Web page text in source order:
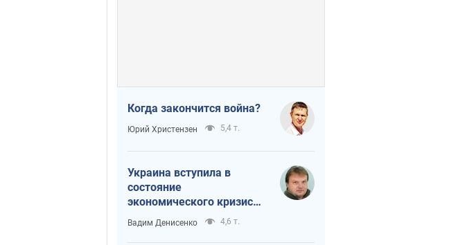
Когда закончится война?
Юрий Христензен 5,4 т.
Украина вступила в
состояние
экономического кризиса.
Есть ли свет в конце
туннеля?
Вадим Денисенко 4,6 т.